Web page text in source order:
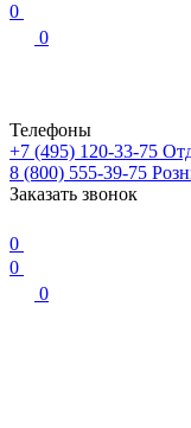
0
0
Телефоны
+7 (495) 120-33-75
8 (800) 555-39-75
Заказать звонок
0
0
0